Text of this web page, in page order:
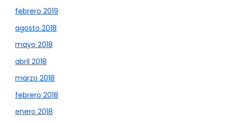
febrero 2019
agosto 2018
mayo 2018
abril 2018
marzo 2018
febrero 2018
enero 2018